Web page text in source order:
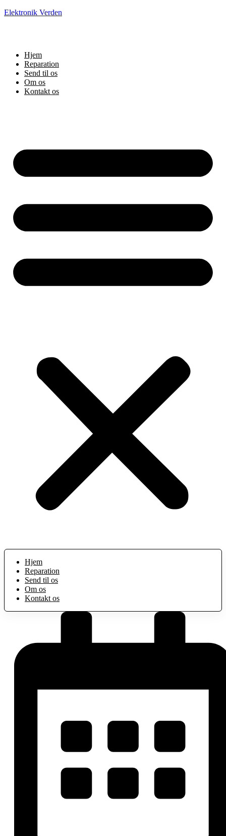
Elektronik Verden
Hjem
Reparation
Send til os
Om os
Kontakt os
Hjem
Reparation
Send til os
Om os
Kontakt os